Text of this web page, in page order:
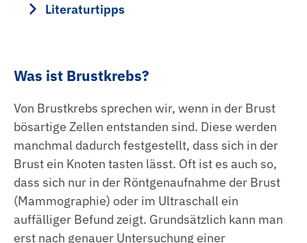
Literaturtipps
Was ist Brustkrebs?
Von Brustkrebs sprechen wir, wenn in der Brust
bösartige Zellen entstanden sind. Diese werden
manchmal dadurch festgestellt, dass sich in der
Brust ein Knoten tasten lässt. Oft ist es auch so,
dass sich nur in der Röntgenaufnahme der Brust
(Mammographie) oder im Ultraschall ein
auffälliger Befund zeigt. Grundsätzlich kann man
erst nach genauer Untersuchung einer